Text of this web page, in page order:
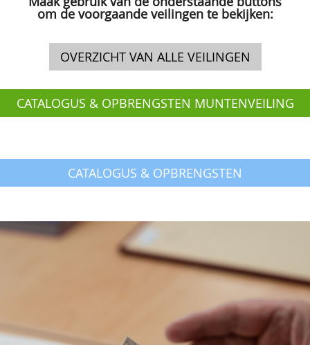
om de voorgaande veilingen te bekijken:
OVERZICHT VAN ALLE VEILINGEN
CATALOGUS & OPBRENGSTEN MUNTENVEILING
CATALOGUS & OPBRENGSTEN